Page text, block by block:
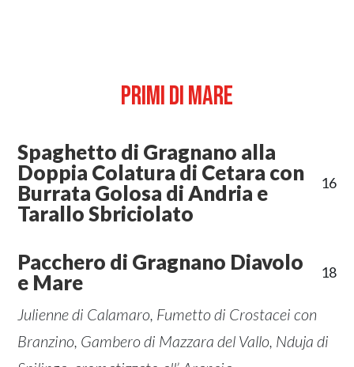
PRIMI DI MARE
Spaghetto di Gragnano alla
Doppia Colatura di Cetara con
Burrata Golosa di Andria e
Tarallo Sbriciolato
16
Pacchero di Gragnano Diavolo
e Mare
18
Julienne di Calamaro, Fumetto di Crostacei con
Branzino, Gambero di Mazzara del Vallo, Nduja di